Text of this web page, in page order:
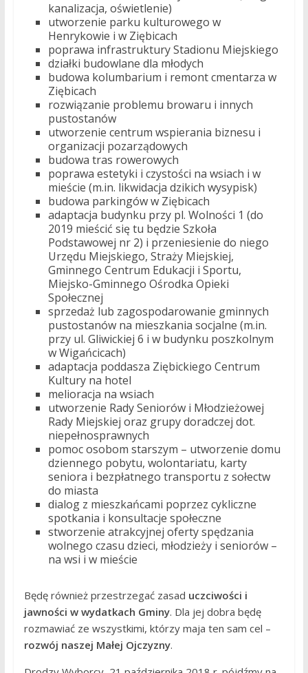
kanalizacja, oświetlenie)
utworzenie parku kulturowego w
Henrykowie i w Ziębicach
poprawa infrastruktury Stadionu Miejskiego
działki budowlane dla młodych
budowa kolumbarium i remont cmentarza w
Ziębicach
rozwiązanie problemu browaru i innych
pustostanów
utworzenie centrum wspierania biznesu i
organizacji pozarządowych
budowa tras rowerowych
poprawa estetyki i czystości na wsiach i w
mieście (m.in. likwidacja dzikich wysypisk)
budowa parkingów w Ziębicach
adaptacja budynku przy pl. Wolności 1 (do
2019 mieścić się tu będzie Szkoła
Podstawowej nr 2) i przeniesienie do niego
Urzędu Miejskiego, Straży Miejskiej,
Gminnego Centrum Edukacji i Sportu,
Miejsko-Gminnego Ośrodka Opieki
Społecznej
sprzedaż lub zagospodarowanie gminnych
pustostanów na mieszkania socjalne (m.in.
przy ul. Gliwickiej 6 i w budynku poszkolnym
w Wigańcicach)
adaptacja poddasza Ziębickiego Centrum
Kultury na hotel
melioracja na wsiach
utworzenie Rady Seniorów i Młodzieżowej
Rady Miejskiej oraz grupy doradczej dot.
niepełnosprawnych
pomoc osobom starszym – utworzenie domu
dziennego pobytu, wolontariatu, karty
seniora i bezpłatnego transportu z sołectw
do miasta
dialog z mieszkańcami poprzez cykliczne
spotkania i konsultacje społeczne
stworzenie atrakcyjnej oferty spędzania
wolnego czasu dzieci, młodzieży i seniorów –
na wsi i w mieście
Będę również przestrzegać zasad uczciwości i
jawności w wydatkach Gminy. Dla jej dobra będę
rozmawiać ze wszystkimi, którzy maja ten sam cel –
rozwój naszej Małej Ojczyzny.